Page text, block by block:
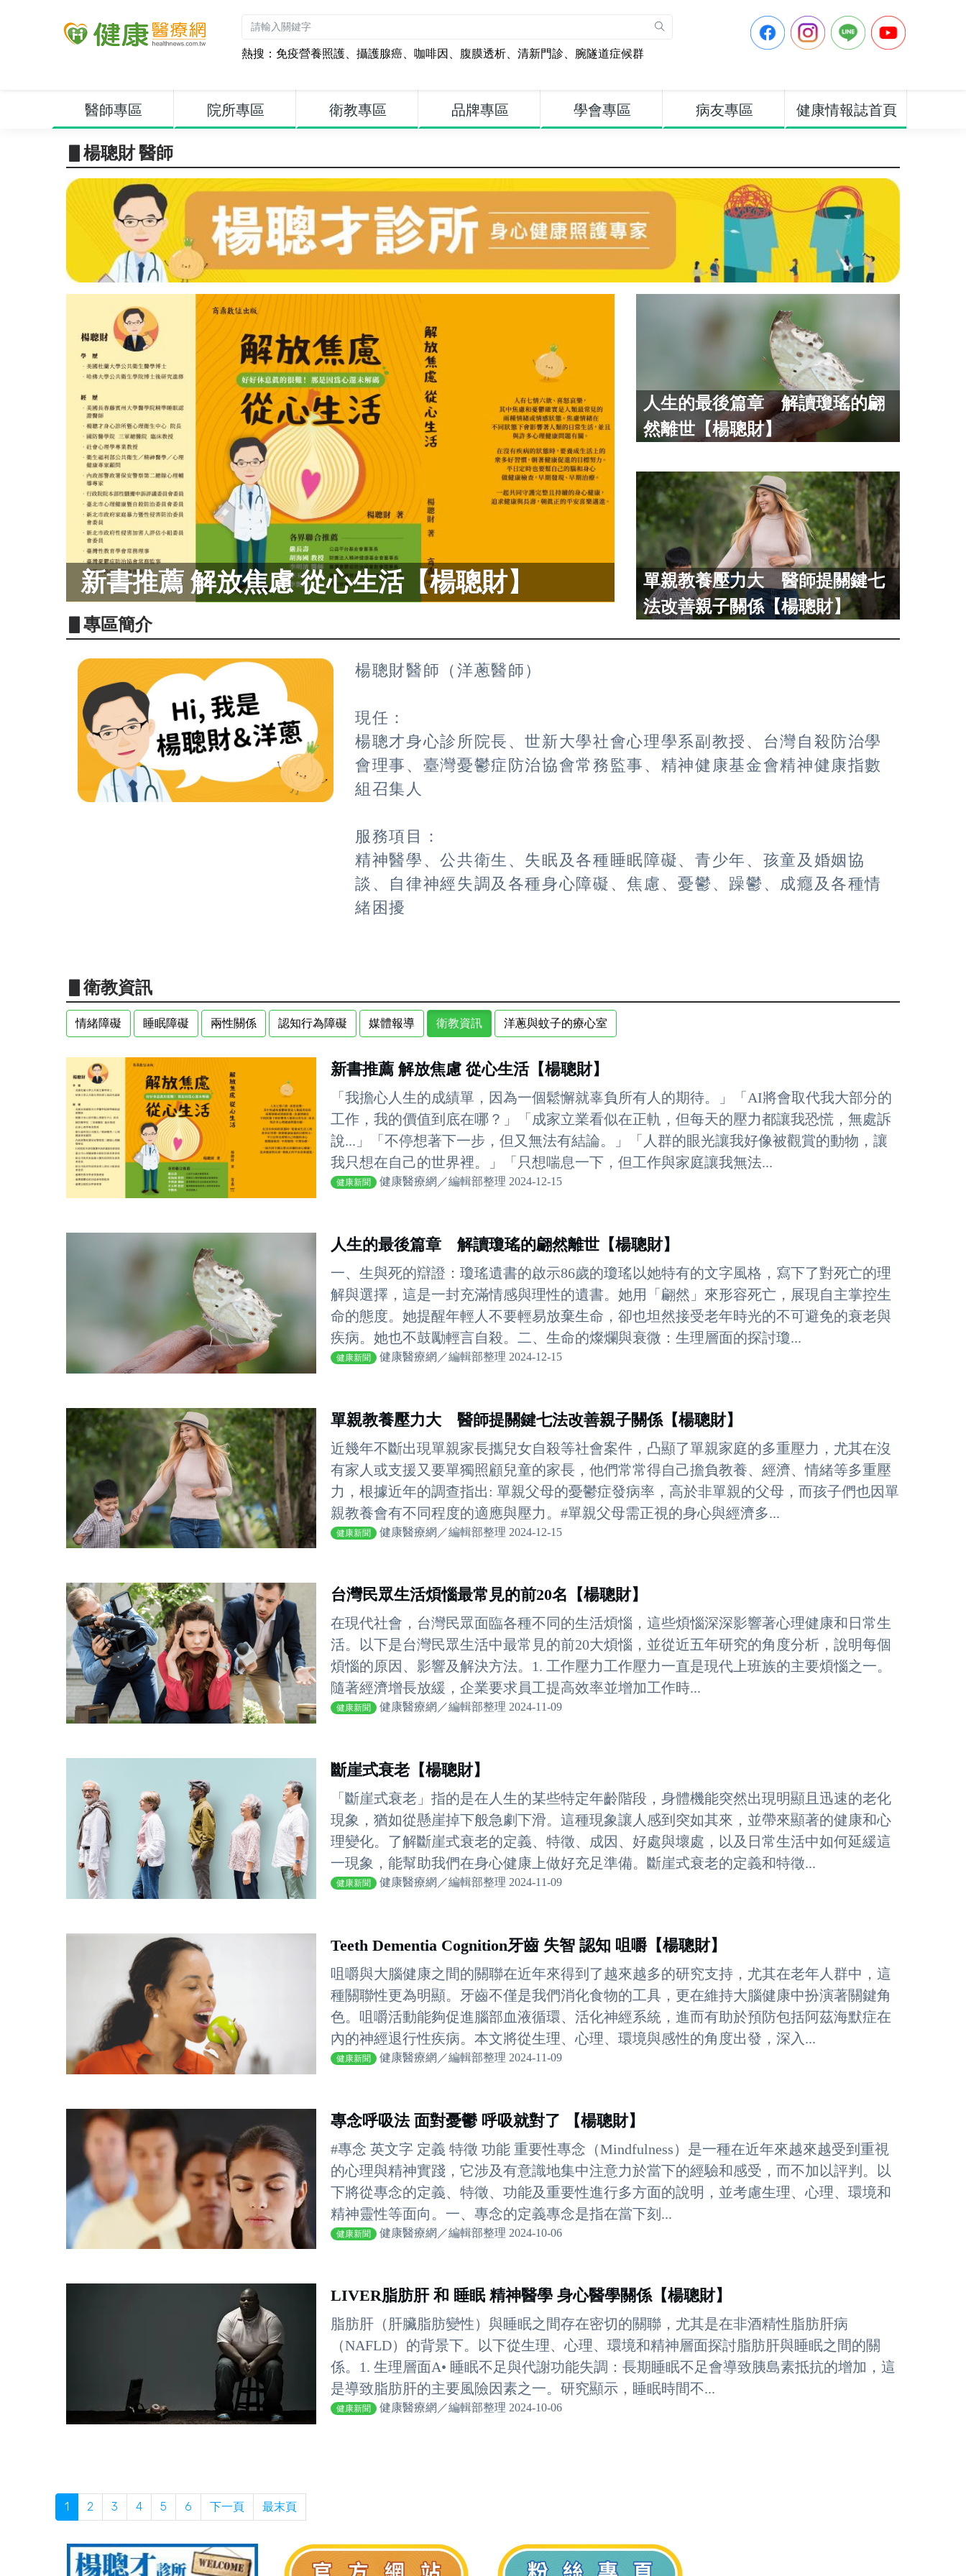
熱搜： 免疫營養照護、 攝護腺癌、 咖啡因、 腹膜透析、 清新門診、 腕隧道症候群
醫師專區 院所專區 衛教專區 品牌專區 學會專區 病友專區 健康情報誌首頁
▋楊聰財 醫師
新書推薦 解放焦慮 從心生活【楊聰財】
人生的最後篇章 解讀瓊瑤的翩
然離世【楊聰財】
單親教養壓力大 醫師提關鍵七
法改善親子關係【楊聰財】
▋專區簡介
楊聰財醫師（洋蔥醫師）
現任：
楊聰才身心診所院長、世新大學社會心理學系副教授、台灣自殺防治學
會理事、臺灣憂鬱症防治協會常務監事、精神健康基金會精神健康指數
組召集人
服務項目：
精神醫學、公共衛生、失眠及各種睡眠障礙、青少年、孩童及婚姻協
談、自律神經失調及各種身心障礙、焦慮、憂鬱、躁鬱、成癮及各種情
緒困擾
▋衛教資訊
情緒障礙 睡眠障礙 兩性關係 認知行為障礙 媒體報導 衛教資訊 洋蔥與蚊子的療心室
新書推薦 解放焦慮 從心生活【楊聰財】
「我擔心人生的成績單，因為一個鬆懈就辜負所有人的期待。」「AI將會取代我大部分的
工作，我的價值到底在哪？」「成家立業看似在正軌，但每天的壓力都讓我恐慌，無處訴
說...」「不停想著下一步，但又無法有結論。」「人群的眼光讓我好像被觀賞的動物，讓
我只想在自己的世界裡。」「只想喘息一下，但工作與家庭讓我無法...
健康新聞 健康醫療網／編輯部整理 2024-12-15
人生的最後篇章 解讀瓊瑤的翩然離世【楊聰財】
一、生與死的辯證：瓊瑤遺書的啟示86歲的瓊瑤以她特有的文字風格，寫下了對死亡的理
解與選擇，這是一封充滿情感與理性的遺書。她用「翩然」來形容死亡，展現自主掌控生
命的態度。她提醒年輕人不要輕易放棄生命，卻也坦然接受老年時光的不可避免的衰老與
疾病。她也不鼓勵輕言自殺。二、生命的燦爛與衰微：生理層面的探討瓊...
健康新聞 健康醫療網／編輯部整理 2024-12-15
單親教養壓力大 醫師提關鍵七法改善親子關係【楊聰財】
近幾年不斷出現單親家長攜兒女自殺等社會案件，凸顯了單親家庭的多重壓力，尤其在沒
有家人或支援又要單獨照顧兒童的家長，他們常常得自己擔負教養、經濟、情緒等多重壓
力，根據近年的調查指出: 單親父母的憂鬱症發病率，高於非單親的父母，而孩子們也因單
親教養會有不同程度的適應與壓力。#單親父母需正視的身心與經濟多...
健康新聞 健康醫療網／編輯部整理 2024-12-15
台灣民眾生活煩惱最常見的前20名【楊聰財】
在現代社會，台灣民眾面臨各種不同的生活煩惱，這些煩惱深深影響著心理健康和日常生
活。以下是台灣民眾生活中最常見的前20大煩惱，並從近五年研究的角度分析，說明每個
煩惱的原因、影響及解決方法。1. 工作壓力工作壓力一直是現代上班族的主要煩惱之一。
隨著經濟增長放緩，企業要求員工提高效率並增加工作時...
健康新聞 健康醫療網／編輯部整理 2024-11-09
斷崖式衰老【楊聰財】
「斷崖式衰老」指的是在人生的某些特定年齡階段，身體機能突然出現明顯且迅速的老化
現象，猶如從懸崖掉下般急劇下滑。這種現象讓人感到突如其來，並帶來顯著的健康和心
理變化。了解斷崖式衰老的定義、特徵、成因、好處與壞處，以及日常生活中如何延緩這
一現象，能幫助我們在身心健康上做好充足準備。斷崖式衰老的定義和特徵...
健康新聞 健康醫療網／編輯部整理 2024-11-09
Teeth Dementia Cognition牙齒 失智 認知 咀嚼【楊聰財】
咀嚼與大腦健康之間的關聯在近年來得到了越來越多的研究支持，尤其在老年人群中，這
種關聯性更為明顯。牙齒不僅是我們消化食物的工具，更在維持大腦健康中扮演著關鍵角
色。咀嚼活動能夠促進腦部血液循環、活化神經系統，進而有助於預防包括阿茲海默症在
內的神經退行性疾病。本文將從生理、心理、環境與感性的角度出發，深入...
健康新聞 健康醫療網／編輯部整理 2024-11-09
專念呼吸法 面對憂鬱 呼吸就對了 【楊聰財】
#專念 英文字 定義 特徵 功能 重要性專念（Mindfulness）是一種在近年來越來越受到重視
的心理與精神實踐，它涉及有意識地集中注意力於當下的經驗和感受，而不加以評判。以
下將從專念的定義、特徵、功能及重要性進行多方面的說明，並考慮生理、心理、環境和
精神靈性等面向。一、專念的定義專念是指在當下刻...
健康新聞 健康醫療網／編輯部整理 2024-10-06
LIVER脂肪肝 和 睡眠 精神醫學 身心醫學關係【楊聰財】
脂肪肝（肝臟脂肪變性）與睡眠之間存在密切的關聯，尤其是在非酒精性脂肪肝病
（NAFLD）的背景下。以下從生理、心理、環境和精神層面探討脂肪肝與睡眠之間的關
係。1. 生理層面A• 睡眠不足與代謝功能失調：長期睡眠不足會導致胰島素抵抗的增加，這
是導致脂肪肝的主要風險因素之一。研究顯示，睡眠時間不...
健康新聞 健康醫療網／編輯部整理 2024-10-06
1 2 3 4 5 6 下一頁 最末頁